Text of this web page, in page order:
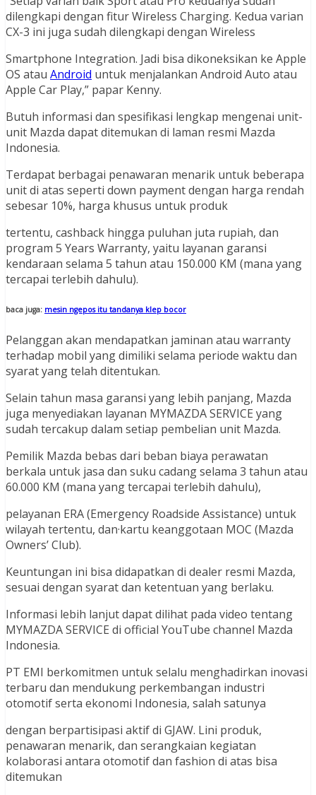
dilengkapi dengan fitur Wireless Charging. Kedua varian
CX-3 ini juga sudah dilengkapi dengan Wireless
Smartphone Integration. Jadi bisa dikoneksikan ke Apple
OS atau Android untuk menjalankan Android Auto atau
Apple Car Play,” papar Kenny.
Butuh informasi dan spesifikasi lengkap mengenai unit-
unit Mazda dapat ditemukan di laman resmi Mazda
Indonesia.
Terdapat berbagai penawaran menarik untuk beberapa
unit di atas seperti down payment dengan harga rendah
sebesar 10%, harga khusus untuk produk
tertentu, cashback hingga puluhan juta rupiah, dan
program 5 Years Warranty, yaitu layanan garansi
kendaraan selama 5 tahun atau 150.000 KM (mana yang
tercapai terlebih dahulu).
baca juga: mesin ngepos itu tandanya klep bocor
Pelanggan akan mendapatkan jaminan atau warranty
terhadap mobil yang dimiliki selama periode waktu dan
syarat yang telah ditentukan.
Selain tahun masa garansi yang lebih panjang, Mazda
juga menyediakan layanan MYMAZDA SERVICE yang
sudah tercakup dalam setiap pembelian unit Mazda.
Pemilik Mazda bebas dari beban biaya perawatan
berkala untuk jasa dan suku cadang selama 3 tahun atau
60.000 KM (mana yang tercapai terlebih dahulu),
pelayanan ERA (Emergency Roadside Assistance) untuk
wilayah tertentu, dan·kartu keanggotaan MOC (Mazda
Owners’ Club).
Keuntungan ini bisa didapatkan di dealer resmi Mazda,
sesuai dengan syarat dan ketentuan yang berlaku.
Informasi lebih lanjut dapat dilihat pada video tentang
MYMAZDA SERVICE di official YouTube channel Mazda
Indonesia.
PT EMI berkomitmen untuk selalu menghadirkan inovasi
terbaru dan mendukung perkembangan industri
otomotif serta ekonomi Indonesia, salah satunya
dengan berpartisipasi aktif di GJAW. Lini produk,
penawaran menarik, dan serangkaian kegiatan
kolaborasi antara otomotif dan fashion di atas bisa
ditemukan